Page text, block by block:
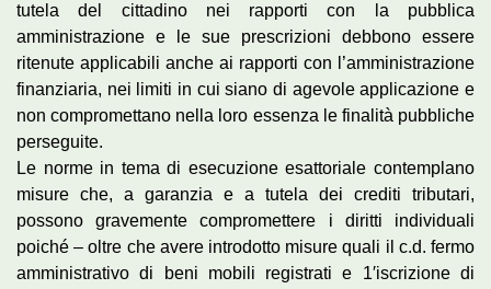
tutela del cittadino nei rapporti con la pubblica
amministrazione e le sue prescrizioni debbono essere
ritenute applicabili anche ai rapporti con l’amministrazione
finanziaria, nei limiti in cui siano di agevole applicazione e
non compromettano nella loro essenza le finalità pubbliche
perseguite.
Le norme in tema di esecuzione esattoriale contemplano
misure che, a garanzia e a tutela dei crediti tributari,
possono gravemente compromettere i diritti individuali
poiché – oltre che avere introdotto misure quali il c.d. fermo
amministrativo di beni mobili registrati e 1′iscrizione di